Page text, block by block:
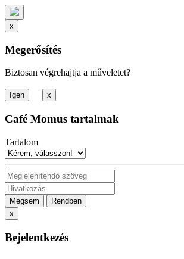
x
Megerősítés
Biztosan végrehajtja a műveletet?
x
Café Momus tartalmak
Tartalom
Mégsem
Rendben
x
Bejelentkezés